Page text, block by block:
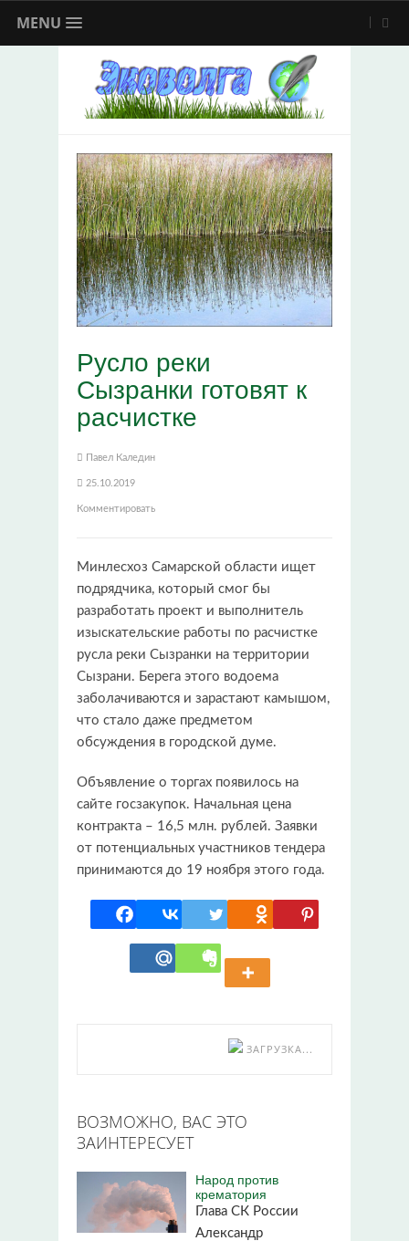
MENU
Русло реки
Сызранки готовят к
расчистке
Павел Каледин
25.10.2019
Комментировать
Минлесхоз Самарской области ищет
подрядчика, который смог бы
разработать проект и выполнитель
изыскательские работы по расчистке
русла реки Сызранки на территории
Сызрани. Берега этого водоема
заболачиваются и зарастают камышом,
что стало даже предметом
обсуждения в городской думе.
Объявление о торгах появилось на
сайте госзакупок. Начальная цена
контракта – 16,5 млн. рублей. Заявки
от потенциальных участников тендера
принимаются до 19 ноября этого года.
ЗАГРУЗКА...
ВОЗМОЖНО, ВАС ЭТО
ЗАИНТЕРЕСУЕТ
Народ против
крематория
Глава СК России
Александр